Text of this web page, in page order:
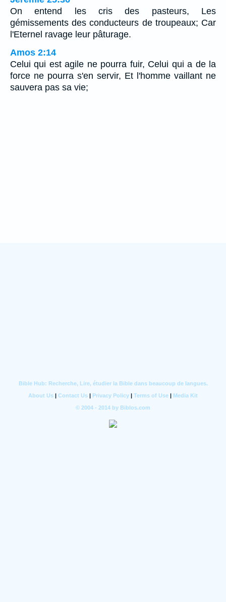
On entend les cris des pasteurs, Les
gémissements des conducteurs de troupeaux; Car
l'Eternel ravage leur pâturage.
Amos 2:14
Celui qui est agile ne pourra fuir, Celui qui a de la
force ne pourra s'en servir, Et l'homme vaillant ne
sauvera pas sa vie;